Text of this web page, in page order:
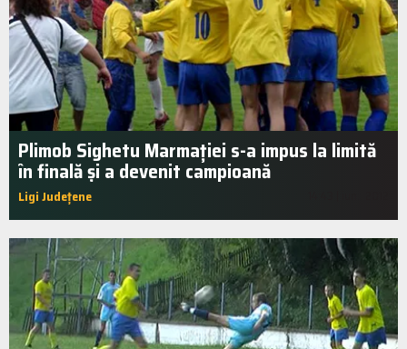
Plimob Sighetu Marmației s-a impus la limită
în finală și a devenit campioană
Ligi Județene